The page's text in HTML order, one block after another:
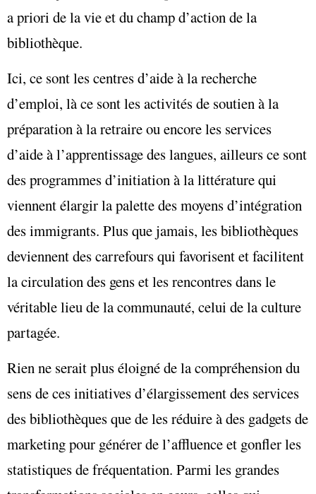
a priori de la vie et du champ d’action de la
bibliothèque.
Ici, ce sont les centres d’aide à la recherche
d’emploi, là ce sont les activités de soutien à la
préparation à la retraire ou encore les services
d’aide à l’apprentissage des langues, ailleurs ce sont
des programmes d’initiation à la littérature qui
viennent élargir la palette des moyens d’intégration
des immigrants. Plus que jamais, les bibliothèques
deviennent des carrefours qui favorisent et facilitent
la circulation des gens et les rencontres dans le
véritable lieu de la communauté, celui de la culture
partagée.
Rien ne serait plus éloigné de la compréhension du
sens de ces initiatives d’élargissement des services
des bibliothèques que de les réduire à des gadgets de
marketing pour générer de l’affluence et gonfler les
statistiques de fréquentation. Parmi les grandes